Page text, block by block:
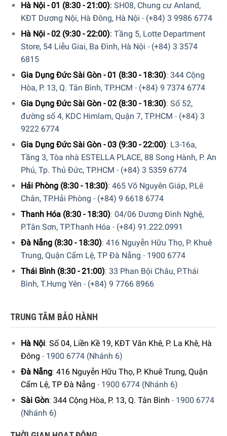
Để giúp người dùng dễ dàng vệ sinh máy, nhà sản xuất đã
trang bị thêm khay hứng vụn bánh mì, đảm bảo phần vụn
này không rơi vãi ra bàn mà được hứng trọn và xử lý dễ
dàng. Sau khi dùng xong máy bạn chỉ cần rút khay hứng ra
đổ vụn bánh đi là đã có thể cho vào dùng tiếp.
Hiện tại sản phẩm Máy Nướng Bánh Mỳ DeLonghi
cửa hàngGia Dụng Đức Sài Gòntrên toàn quốc. Quý vị hãy
gọi điện trực tiếp vào Hotline: 1900 6774
0397996774để nhận được những tư vấn chi tiết và đặt
mua sản phẩm. Hoặc đặt hàng trực tiếp trên website. Nhân
viên tổng đài của giadungducsaigon sẽ gọi lại để xác nhận
đơn hàng với quý khách.
Hà Nội - 01 (8:30 - 21:00): SH08, Chung cư Anland,
KĐT Dương Nội, Hà Đông, Hà Nội - (+84) 3 9986 6774
Hà Nội - 02 (9:30 - 22:00): Tầng 5, Lotte Department
Store, 54 Liễu Giai, Ba Đình, Hà Nội - (+84) 3 3574
6815
Gia Dụng Đức Sài Gòn - 01 (8:30 - 18:30): 344 Cộng
Hòa, P. 13, Q. Tân Bình, TP.HCM - (+84) 9 7374 6774
Gia Dụng Đức Sài Gòn - 02 (8:30 - 18:30): Số 52,
đường số 4, KDC Himlam, Quận 7, TP.HCM - (+84) 3
9222 6774
Gia Dụng Đức Sài Gòn - 03 (9:30 - 22:00): L3-16a,
Tầng 3, Tòa nhà ESTELLA PLACE, 88 Song Hành, P. An
Phú, Tp. Thủ Đức, TP.HCM - (+84) 3 5359 6774
Hải Phòng (8:30 - 18:30): 465 Võ Nguyên Giáp, P.Lê
Chân, TP.Hải Phòng - (+84) 9 6618 6774
Thanh Hóa (8:30 - 18:30): 04/06 Dương Đình Nghệ,
P.Tân Sơn, TP.Thanh Hóa - (+84) 91.222.0991
Đà Nẵng (8:30 - 18:30): 416 Nguyễn Hữu Thọ, P. Khuê
Trung, Quận Cẩm Lệ, TP Đà Nẵng - 1900 6774
Thái Bình (8:30 - 21:00): 33 Phan Bội Châu, P.Thái
Bình, T.Hưng Yên - (+84) 9 7766 8966
TRUNG TÂM BẢO HÀNH
Hà Nội: Số 04, Liền Kề 19, KĐT Văn Khê, P. La Khê, Hà
Đông - 1900 6774 (Nhánh 6)
Đà Nẵng: 416 Nguyễn Hữu Thọ, P. Khuê Trung, Quận
Cẩm Lệ, TP Đà Nẵng - 1900 6774 (Nhánh 6)
Sài Gòn: 344 Cộng Hòa, P. 13, Q. Tân Bình - 1900 6774
(Nhánh 6)